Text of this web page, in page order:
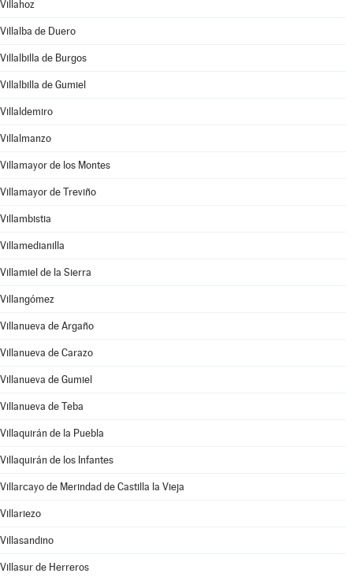
Villahoz
Villalba de Duero
Villalbilla de Burgos
Villalbilla de Gumiel
Villaldemiro
Villalmanzo
Villamayor de los Montes
Villamayor de Treviño
Villambistia
Villamedianilla
Villamiel de la Sierra
Villangómez
Villanueva de Argaño
Villanueva de Carazo
Villanueva de Gumiel
Villanueva de Teba
Villaquirán de la Puebla
Villaquirán de los Infantes
Villarcayo de Merindad de Castilla la Vieja
Villariezo
Villasandino
Villasur de Herreros